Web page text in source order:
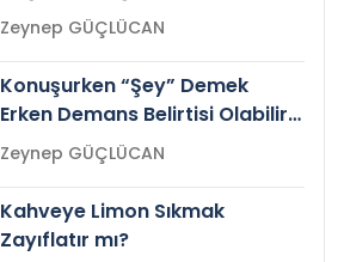
Gelir mi?Zeynep GÜÇLÜCAN
Konuşurken “Şey” Demek
Erken Demans Belirtisi Olabilir
mi?
Zeynep GÜÇLÜCAN
Kahveye Limon Sıkmak
Zayıflatır mı?